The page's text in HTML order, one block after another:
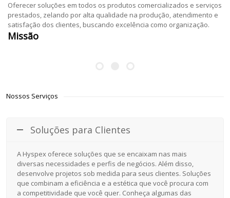
Oferecer soluções em todos os produtos comercializados e serviços
prestados, zelando por alta qualidade na produção, atendimento e
satisfação dos clientes, buscando excelência como organização.
Missão
Nossos Serviços
Soluções para Clientes
A Hyspex oferece soluções que se encaixam nas mais
diversas necessidades e perfis de negócios. Além disso,
desenvolve projetos sob medida para seus clientes. Soluções
que combinam a eficiência e a estética que você procura com
a competitividade que você quer. Conheça algumas das